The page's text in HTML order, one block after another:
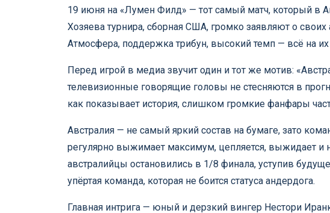
19 июня на «Лумен Филд» — тот самый матч, который в
Хозяева турнира, сборная США, громко заявляют о
Атмосфера, поддержка трибун, высокий темп — всё на их
Перед игрой в медиа звучит один и тот же мотив:
телевизионные говорящие головы не стесняются в
как показывает история, слишком громкие фанфары
Австралия — не самый яркий состав на бумаге, зато
регулярно выжимает максимум, цепляется, выжидает
австралийцы остановились в 1/8 финала, уступив
упёртая команда, которая не боится статуса андердога.
Главная интрига — юный и дерзкий вингер Нестори